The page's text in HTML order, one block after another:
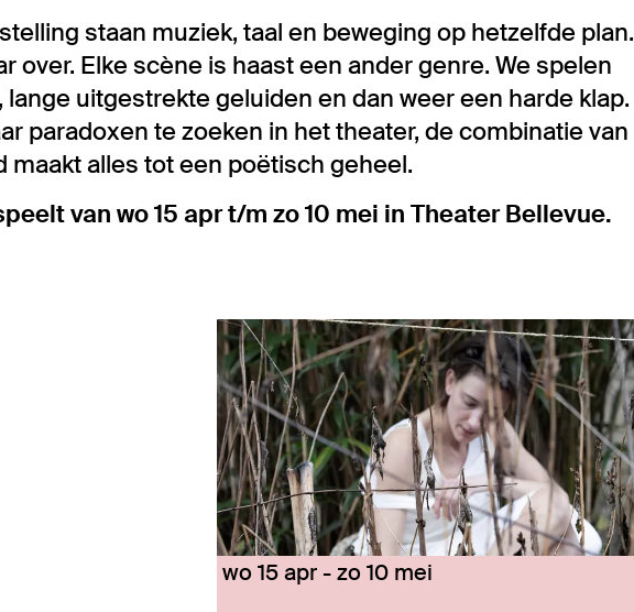
staan muziek, taal en beweging op hetzelfde plan.
over. Elke scène is haast een ander genre. We spelen
uitgestrekte geluiden en dan weer een harde klap.
paradoxen te zoeken in het theater, de combinatie van
maakt alles tot een poëtisch geheel.
van wo 15 apr t/m zo 10 mei in Theater Bellevue.
wo 15 apr -zo 10 mei